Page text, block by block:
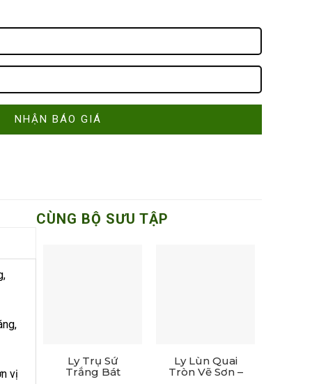
vị
CÙNG BỘ SƯU TẬP
Ly Trụ Sứ
Trắng Bát
Ly Lùn Quai
Tròn Vẽ Sơn –